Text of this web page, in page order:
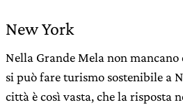
New York
Nella Grande Mela non
si può fare turismo sostenibile a
città è così vasta, che la risposta